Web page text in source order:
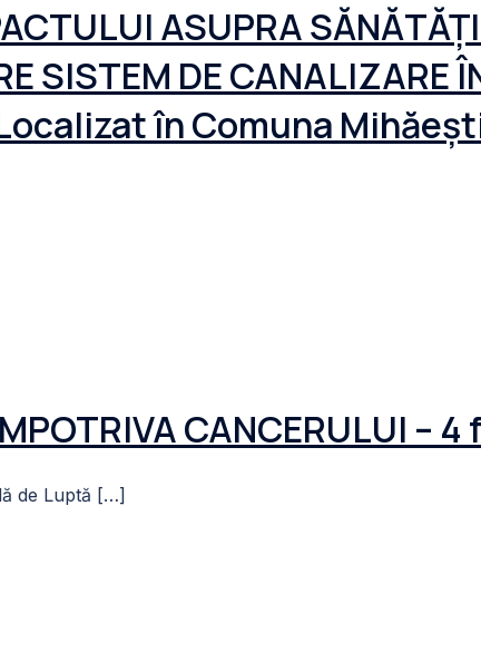
ASUPRA
SISTEM DE CANALIZARE
Localizat în Comuna
CANCERULUI –
de Luptă […]